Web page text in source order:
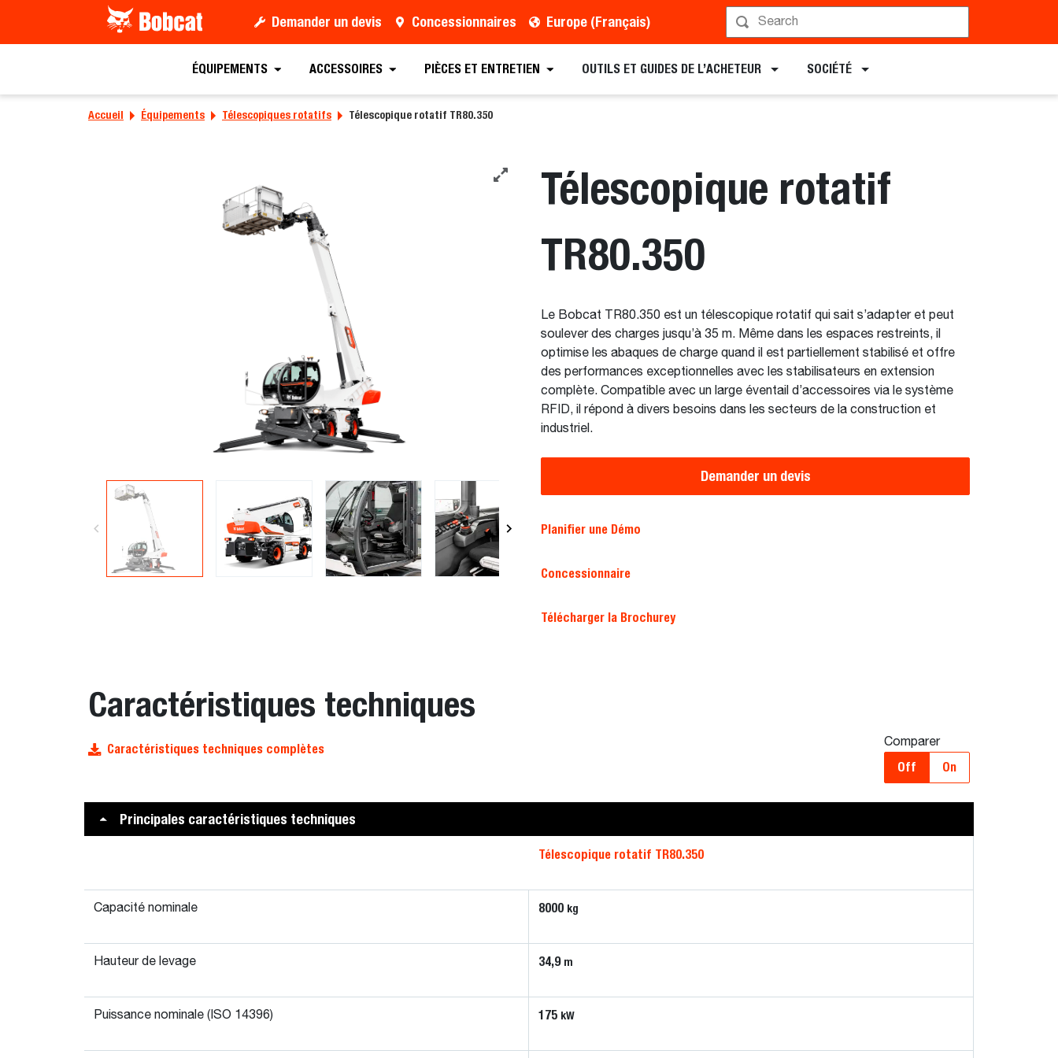
Demander un devis Concessionnaires Europe (Français)
ÉQUIPEMENTS ACCESSOIRES PIÈCES ET ENTRETIEN OUTILS ET GUIDES DE L’ACHETEUR SOCIÉTÉ
Accueil Équipements Télescopiques rotatifs Télescopique rotatif TR80.350
Télescopique rotatif
TR80.350
Le Bobcat TR80.350 est un télescopique rotatif qui sait s’adapter et peut
soulever des charges jusqu’à 35 m. Même dans les espaces restreints, il
optimise les abaques de charge quand il est partiellement stabilisé et offre
des performances exceptionnelles avec les stabilisateurs en extension
complète. Compatible avec un large éventail d’accessoires via le système
RFID, il répond à divers besoins dans les secteurs de la construction et
industriel.
Demander un devis
Planifier une Démo
Concessionnaire
Télécharger la Brochurey
Caractéristiques techniques
Caractéristiques techniques complètes Comparer
Off On
Principales caractéristiques techniques
Télescopique rotatif TR80.350
Capacité nominale 8000 kg
Hauteur de levage 34,9 m
Puissance nominale (ISO 14396) 175 kW
Demander un devis Trouver un concessionnaire Demander une brochure Programmer une démonstration